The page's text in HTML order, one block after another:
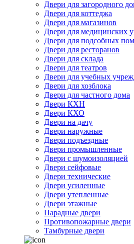
Двери для загородного
Двери для коттеджа
Двери для магазинов
Двери для медицинских
Двери для подсобных
Двери для ресторанов
Двери для склада
Двери для театров
Двери для учебных
Двери для хозблока
Двери для частного дома
Двери КХН
Двери КХО
Двери на дачу
Двери наружные
Двери подъездные
Двери промышленные
Двери с шумоизоляцией
Двери сейфовые
Двери технические
Двери усиленные
Двери утепленные
Двери этажные
Парадные двери
Противопожарные двери
Тамбурные двери